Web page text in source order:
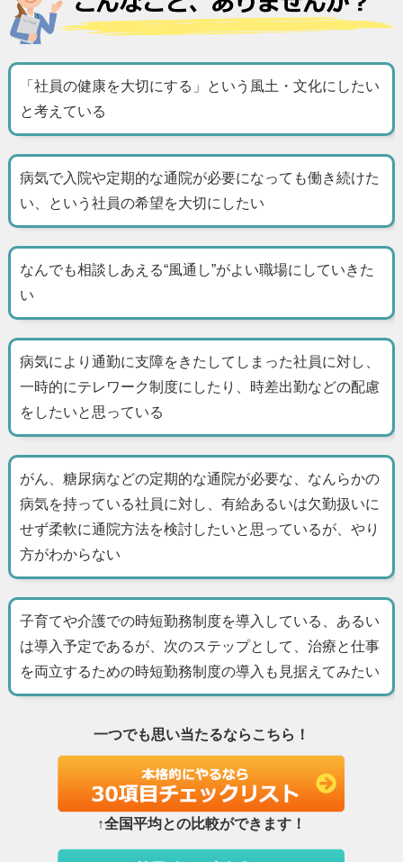
「社員の健康を大切にする」という風土・文化にしたい
と考えている
病気で入院や定期的な通院が必要になっても働き続けた
い、という社員の希望を大切にしたい
なんでも相談しあえる“風通し”がよい職場にしていきた
い
病気により通勤に支障をきたしてしまった社員に対し、
一時的にテレワーク制度にしたり、時差出勤などの配慮
をしたいと思っている
がん、糖尿病などの定期的な通院が必要な、なんらかの
病気を持っている社員に対し、有給あるいは欠勤扱いに
せず柔軟に通院方法を検討したいと思っているが、やり
方がわからない
子育てや介護での時短勤務制度を導入している、あるい
は導入予定であるが、次のステップとして、治療と仕事
を両立するための時短勤務制度の導入も見据えてみたい
一つでも思い当たるならこちら！
↑全国平均との比較ができます！